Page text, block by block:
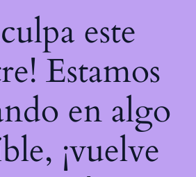
este
Estamos
en algo
¡vuelve